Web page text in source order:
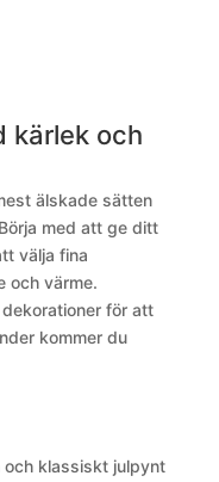
kärlek och
älskade sätten
med att ge ditt
välja fina
och värme.
för att
kommer du
och klassiskt julpynt